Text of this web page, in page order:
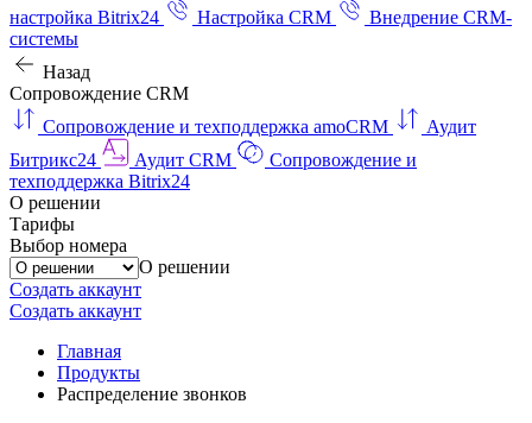
настройка Bitrix24
Настройка CRM
Внедрение CRM-
системы
Назад
Сопровождение CRM
Сопровождение и техподдержка amoCRM
Аудит
Битрикс24
Аудит CRM
Сопровождение и
техподдержка Bitrix24
О решении
Тарифы
Выбор номера
О решении
Создать аккаунт
Создать аккаунт
Главная
Продукты
Распределение звонков